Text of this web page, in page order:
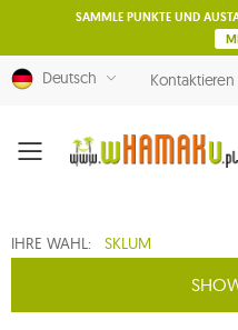
SAMMLE PUNKTE UND
Deutsch Kontaktieren
Menu
IHRE WAHL: SKLUM